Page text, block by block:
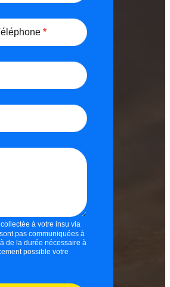
*
à votre insu via
pas communiquées à
de la durée nécessaire à
possible votre